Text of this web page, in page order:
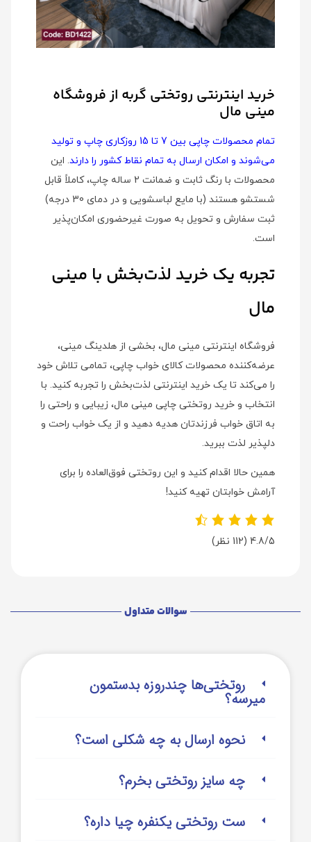
خرید اینترنتی روتختی گربه از فروشگاه
مینی مال
تمام محصولات چاپی بین 7 تا 15 روزکاری چاپ و تولید
می‌شوند و امکان ارسال به تمام نقاط کشور را دارند. این
محصولات با رنگ ثابت و ضمانت 2 ساله چاپ، کاملاً قابل
شستشو هستند (با مایع لباسشویی و در دمای 30 درجه)
ثبت سفارش و تحویل به صورت غیرحضوری امکان‌پذیر
است.
تجربه یک خرید لذت‌بخش با مینی
مال
فروشگاه اینترنتی مینی مال، بخشی از هلدینگ مینی،
عرضه‌کننده محصولات کالای خواب چاپی، تمامی تلاش خود
را می‌کند تا یک خرید اینترنتی لذت‌بخش را تجربه کنید. با
انتخاب و خرید روتختی چاپی مینی مال، زیبایی و راحتی را
به اتاق خواب فرزندتان هدیه دهید و از یک خواب راحت و
دلپذیر لذت ببرید.
همین حالا اقدام کنید و این روتختی فوق‌العاده را برای
آرامش خوابتان تهیه کنید!
4.8/5 (112 نظر)
سوالات متداول
روتختی‌‌ها چندروزه بدستمون
میرسه؟
نحوه ارسال به چه شکلی است؟
چه سایز روتختی بخرم؟
ست روتختی یکنفره چیا داره؟